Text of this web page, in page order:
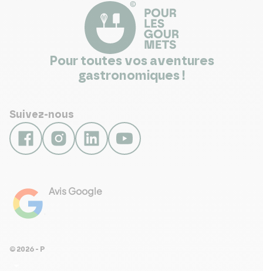
Pour toutes vos aventures
gastronomiques !
Suivez-nous
Avis Google
© 2026 - Pour Les Gourmets